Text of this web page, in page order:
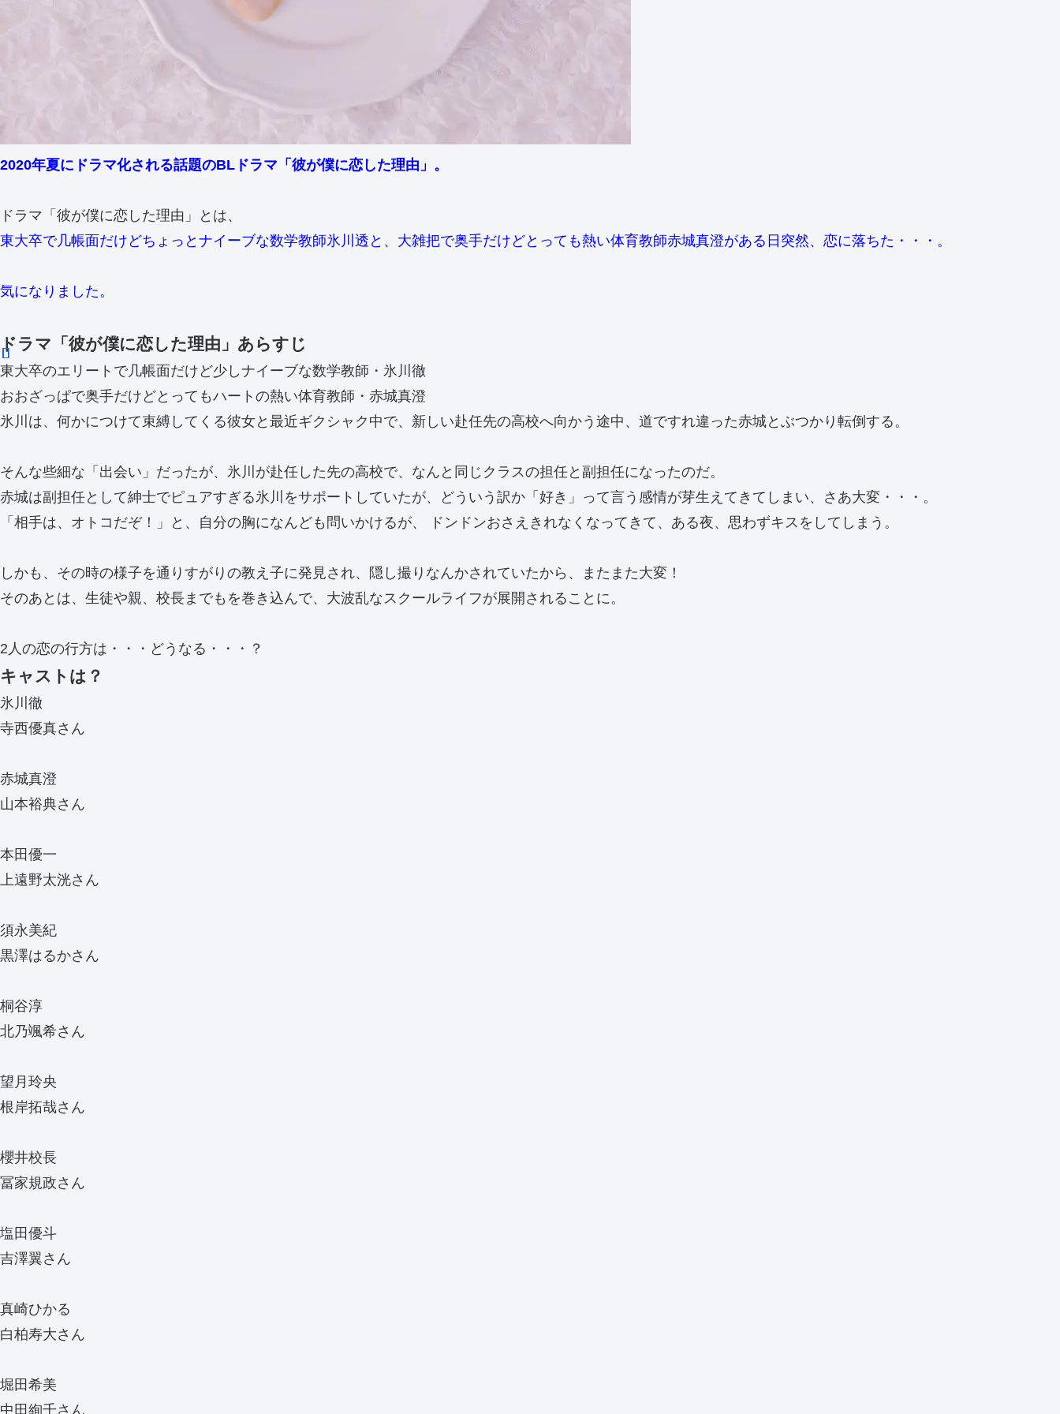
2020年夏にドラマ化される話題のBLドラマ「彼が僕に恋した理由」。
ドラマ「彼が僕に恋した理由」とは、
東大卒で几帳面だけどちょっとナイーブな数学教師氷川透と、大雑把で奥手だけどとっても熱い体育教師赤城真澄がある日突然、恋に落ちた・・・。
気になりました。
ドラマ「彼が僕に恋した理由」あらすじ
東大卒のエリートで几帳面だけど少しナイーブな数学教師・氷川徹
おおざっぱで奥手だけどとってもハートの熱い体育教師・赤城真澄
氷川は、何かにつけて束縛してくる彼女と最近ギクシャク中で、新しい赴任先の高校へ向かう途中、道ですれ違った赤城とぶつかり転倒する。
そんな些細な「出会い」だったが、氷川が赴任した先の高校で、なんと同じクラスの担任と副担任になったのだ。
赤城は副担任として紳士でピュアすぎる氷川をサポートしていたが、どういう訳か「好き」って言う感情が芽生えてきてしまい、さあ大変・・・。
「相手は、オトコだぞ！」と、自分の胸になんども問いかけるが、 ドンドンおさえきれなくなってきて、ある夜、思わずキスをしてしまう。
しかも、その時の様子を通りすがりの教え子に発見され、隠し撮りなんかされていたから、またまた大変！
そのあとは、生徒や親、校長までもを巻き込んで、大波乱なスクールライフが展開されることに。
2人の恋の行方は・・・どうなる・・・？
キャストは？
氷川徹
寺西優真さん
赤城真澄
山本裕典さん
本田優一
上遠野太洸さん
須永美紀
黒澤はるかさん
桐谷淳
北乃颯希さん
望月玲央
根岸拓哉さん
櫻井校長
冨家規政さん
塩田優斗
吉澤翼さん
真崎ひかる
白柏寿大さん
堀田希美
中田絢千さん